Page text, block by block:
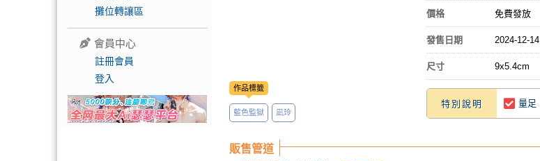
攤位轉讓區
會員中心
註冊會員
登入
作品標籤
藍色監獄 凪玲
價格 免費發放
發售日期 2024-12-14
尺寸 9x5.4cm
特別說明 量足
販售管道